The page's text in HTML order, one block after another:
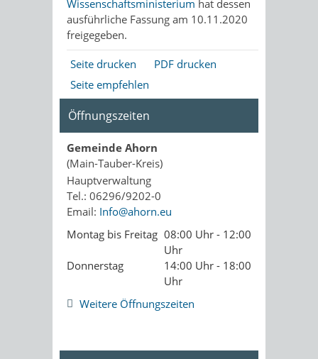
Wissenschaftsministerium hat dessen
ausführliche Fassung am 10.11.2020
freigegeben.
Seite drucken
PDF drucken
Seite empfehlen
Öffnungszeiten
Gemeinde Ahorn
(Main-Tauber-Kreis)
Hauptverwaltung
Tel.: 06296/9202-0
Email: Info@ahorn.eu
Montag bis Freitag 08:00 Uhr - 12:00
Uhr
Donnerstag
14:00 Uhr - 18:00
Uhr
Weitere Öffnungszeiten